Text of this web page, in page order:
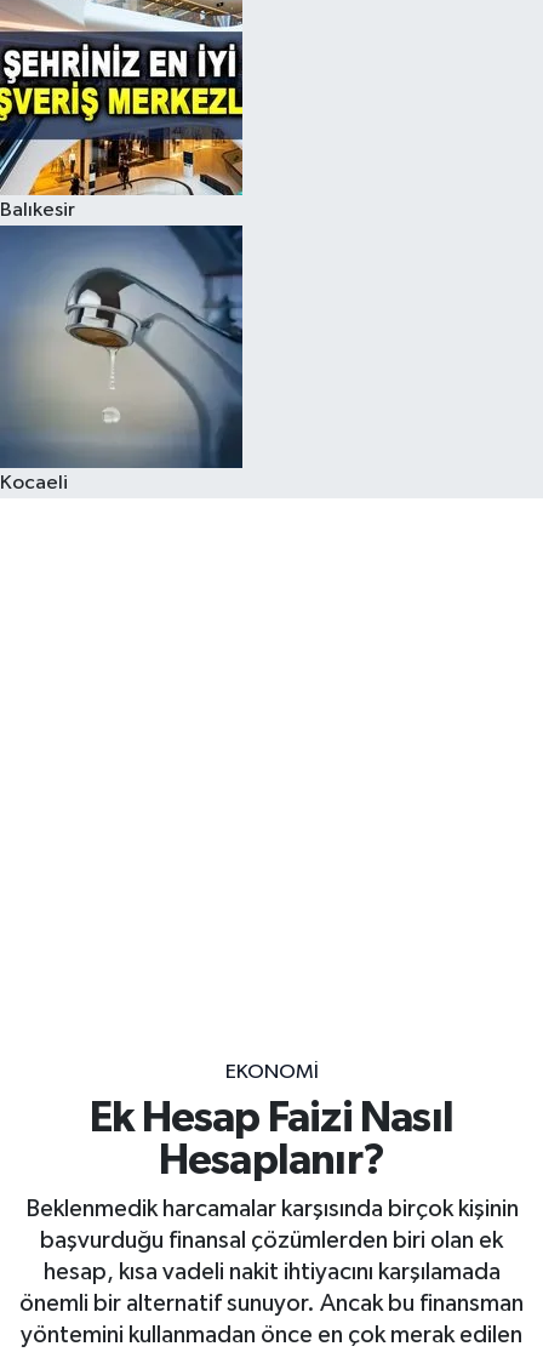
Balıkesir
Kocaeli
EKONOMİ
Ek Hesap Faizi Nasıl
Hesaplanır?
Beklenmedik harcamalar karşısında birçok kişinin
başvurduğu finansal çözümlerden biri olan ek
hesap, kısa vadeli nakit ihtiyacını karşılamada
önemli bir alternatif sunuyor. Ancak bu finansman
yöntemini kullanmadan önce en çok merak edilen